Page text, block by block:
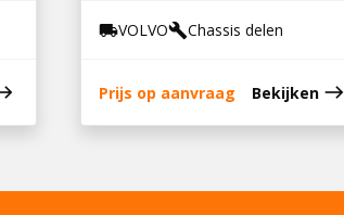
local_shippingVOLVObuildChassis delen
Prijs op aanvraag Bekijken east